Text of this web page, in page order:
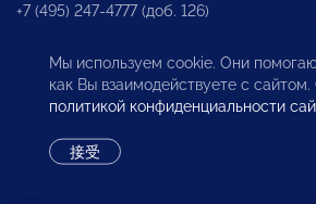
+7 (495) 247-4777 (доб. 126)
商投权益保护部
Мы используем cookie. Они
как Вы взаимодействуете с
политикой конфиденциальности
接受